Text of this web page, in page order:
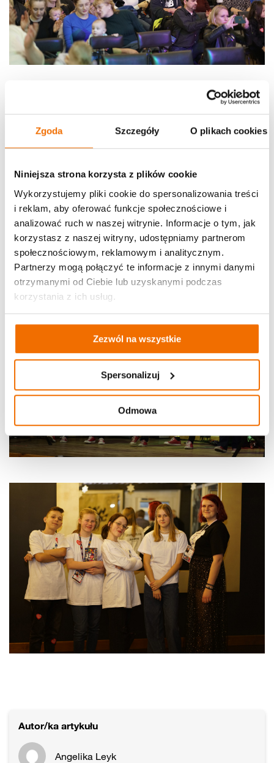
Zgoda Szczegóły O plikach cookies
Niniejsza strona korzysta z plików cookie
Wykorzystujemy pliki cookie do spersonalizowania treści
i reklam, aby oferować funkcje społecznościowe i
analizować ruch w naszej witrynie. Informacje o tym, jak
korzystasz z naszej witryny, udostępniamy partnerom
społecznościowym, reklamowym i analitycznym.
Partnerzy mogą połączyć te informacje z innymi danymi
otrzymanymi od Ciebie lub uzyskanymi podczas
korzystania z ich usług.
Zezwól na wszystkie
Spersonalizuj
Odmowa
Autor/ka artykułu
Angelika Leyk